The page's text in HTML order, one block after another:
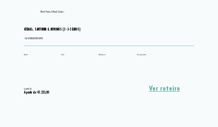
Ilhas E Praias, Cultural, Grupos
Ver roteiro
A partir de €1.233,00
A partir de
ATENAS, SANTORINI & MYKONOS (3 -3-3 EUROS)
EM APARTAMENTO DUPLO
Hotel Tour Refeição Transportes